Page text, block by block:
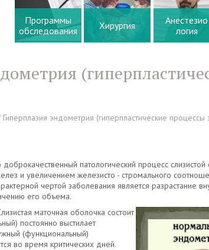
Программы
обследования
Хирургия
Анестезио
логия
Гиперплазия эндометрия (гиперпластические
доброкачественный патологический процесс
и увеличением железисто - стромального
чертой заболевания является разрастание
его объема.
маточная оболочка состоит
постоянно выстилает
(функциональный)
во время критических дней.